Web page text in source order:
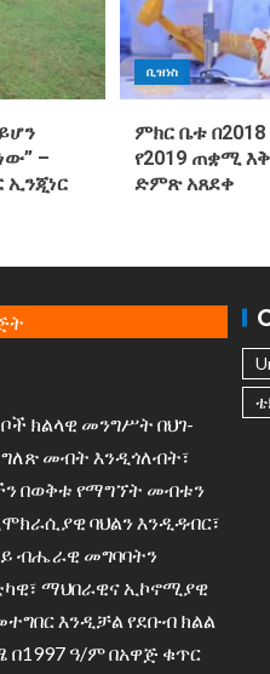
–
ኢንጂነር
ቢዝነስ
ምክር ቤቱ
የ2019 ጠቋሚ
ድምጽ አጸደቀ
ክልላዊ መንግሥት በህገ-
መብት እንዲጎለብት፣
በወቅቱ የማግኘት መብቱን
ባህልን እንዲዳብር፣
ብሔራዊ መግባባትን
ማህበራዊና ኢኮኖሚያዊ
እንዲቻል የደቡብ ክልል
ዓ/ም በአዋጅ ቁጥር